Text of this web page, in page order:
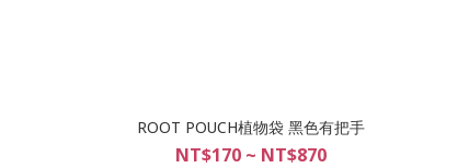
ROOT POUCH植物袋 黑色有把手
NT$170 ~ NT$870